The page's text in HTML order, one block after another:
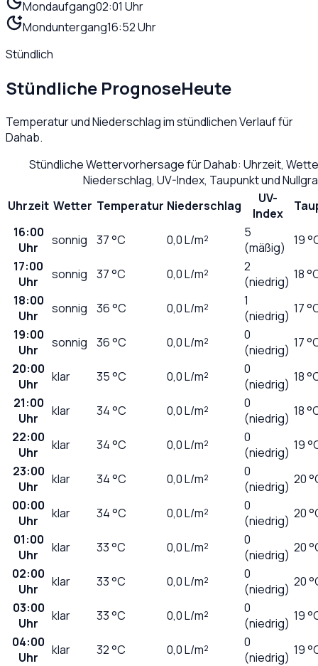
Mondaufgang02:01 Uhr
Monduntergang16:52 Uhr
Stündlich
Stündliche PrognoseHeute
Temperatur und Niederschlag im stündlichen Verlauf für
Dahab.
Stündliche Wettervorhersage fürDahab: Uhrzeit,
Niederschlag, UV-Index, Taupunkt und
Uhrzeit Wetter Temperatur Niederschlag
UV-
Index
16:00
Uhr
sonnig 37°C 0,0L/m²
5
(mäßig)
19
17:00
Uhr
sonnig 37°C 0,0L/m²
2
(niedrig) 18
18:00
Uhr
sonnig 36°C 0,0L/m²
1
(niedrig) 17
19:00
Uhr
sonnig 36°C 0,0L/m²
0
(niedrig) 17
20:00
Uhr
klar 35°C 0,0L/m²
0
(niedrig) 18
21:00
Uhr
klar 34°C 0,0L/m²
0
(niedrig) 18
22:00
Uhr
klar 34°C 0,0L/m²
0
(niedrig) 19
23:00
Uhr
klar 34°C 0,0L/m²
0
(niedrig) 20
00:00
Uhr
klar 34°C 0,0L/m²
0
(niedrig) 20
01:00
Uhr
klar 33°C 0,0L/m²
0
(niedrig) 20
02:00
Uhr
klar 33°C 0,0L/m²
0
(niedrig) 20
03:00
Uhr
klar 33°C 0,0L/m²
0
(niedrig) 19
04:00
Uhr
klar 32°C 0,0L/m²
0
(niedrig) 19